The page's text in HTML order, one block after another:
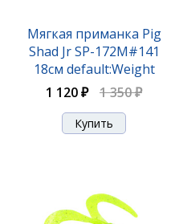
26см
Мягкая приманка Pig
Shad Jr SP-172M#141
18см default:Weight
1 120 ₽
1 350 ₽